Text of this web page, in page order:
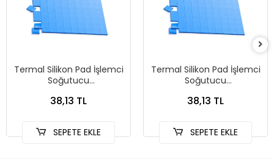
Termal Silikon Pad İşlemci
Soğutucu
38,13 TL
SEPETE EKLE
Termal Silikon Pad İşlemci
Soğutucu
38,13 TL
SEPETE EKLE